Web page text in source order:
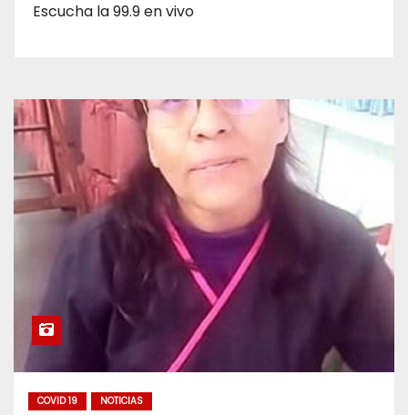
Escucha la 99.9 en vivo
COVID 19 NOTICIAS